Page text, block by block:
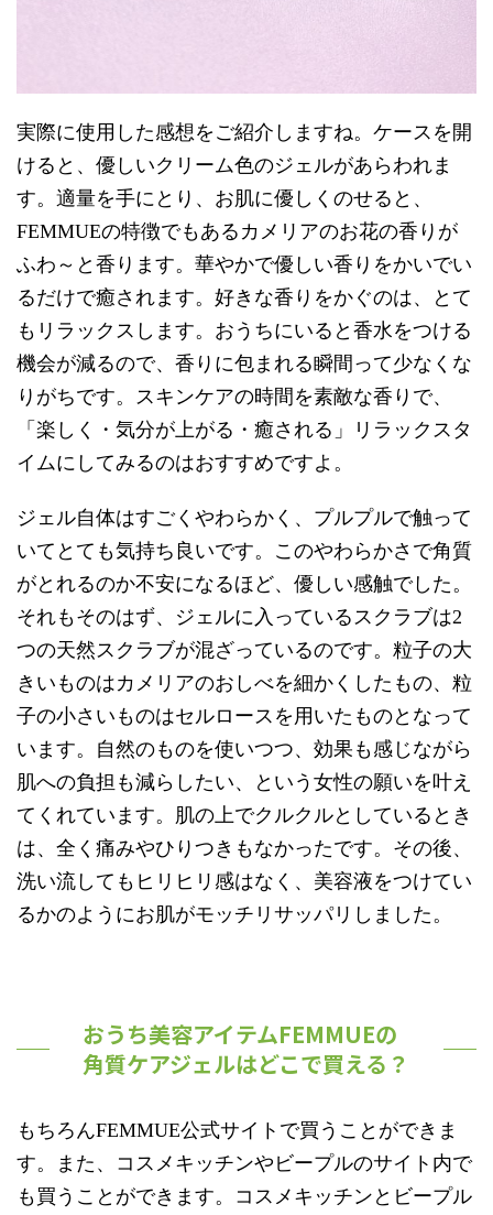
実際に使用した感想をご紹介しますね。ケースを開
けると、優しいクリーム色のジェルがあらわれま
す。適量を手にとり、お肌に優しくのせると、
FEMMUEの特徴でもあるカメリアのお花の香りが
ふわ～と香ります。華やかで優しい香りをかいでい
るだけで癒されます。好きな香りをかぐのは、とて
もリラックスします。おうちにいると香水をつける
機会が減るので、香りに包まれる瞬間って少なくな
りがちです。スキンケアの時間を素敵な香りで、
「楽しく・気分が上がる・癒される」リラックスタ
イムにしてみるのはおすすめですよ。
ジェル自体はすごくやわらかく、プルプルで触って
いてとても気持ち良いです。このやわらかさで角質
がとれるのか不安になるほど、優しい感触でした。
それもそのはず、ジェルに入っているスクラブは2
つの天然スクラブが混ざっているのです。粒子の大
きいものはカメリアのおしべを細かくしたもの、粒
子の小さいものはセルロースを用いたものとなって
います。自然のものを使いつつ、効果も感じながら
肌への負担も減らしたい、という女性の願いを叶え
てくれています。肌の上でクルクルとしているとき
は、全く痛みやひりつきもなかったです。その後、
洗い流してもヒリヒリ感はなく、美容液をつけてい
るかのようにお肌がモッチリサッパリしました。
おうち美容アイテムFEMMUEの
角質ケアジェルはどこで買える？
もちろんFEMMUE公式サイトで買うことができま
す。また、コスメキッチンやビープルのサイト内で
も買うことができます。コスメキッチンとビープル